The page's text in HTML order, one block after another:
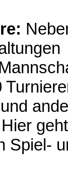
Spiel-